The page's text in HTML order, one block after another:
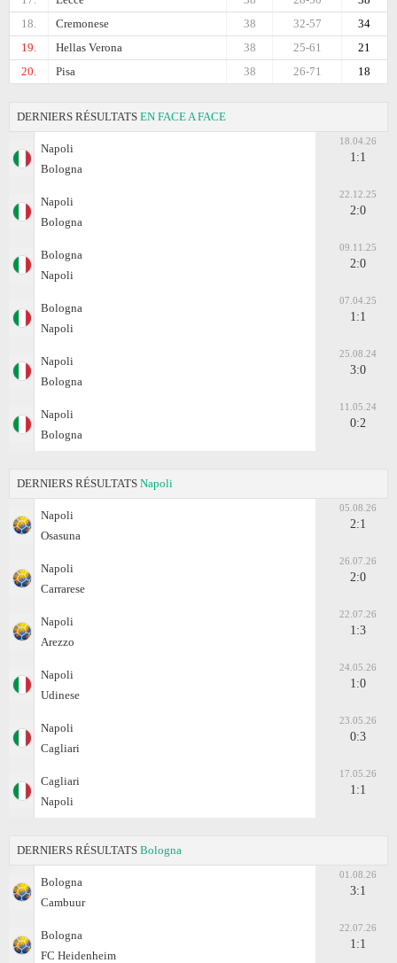
18.
Cremonese 34
32-57
38
19.
Hellas Verona 21
25-61
38
20.
Pisa 18
26-71
38
DERNIERS RÉSULTATS EN FACE A FACE
Napoli
Bologna
18.04.26
1:1
Napoli
Bologna
22.12.25
2:0
Bologna
Napoli
09.11.25
2:0
Bologna
Napoli
07.04.25
1:1
Napoli
Bologna
25.08.24
3:0
Napoli
Bologna
11.05.24
0:2
DERNIERS RÉSULTATS Napoli
Napoli
Osasuna
05.08.26
2:1
Napoli
Carrarese
26.07.26
2:0
Napoli
Arezzo
22.07.26
1:3
Napoli
Udinese
24.05.26
1:0
Napoli
Cagliari
23.05.26
0:3
Cagliari
Napoli
17.05.26
1:1
DERNIERS RÉSULTATS Bologna
Bologna
Cambuur
01.08.26
3:1
Bologna
FC Heidenheim
22.07.26
1:1